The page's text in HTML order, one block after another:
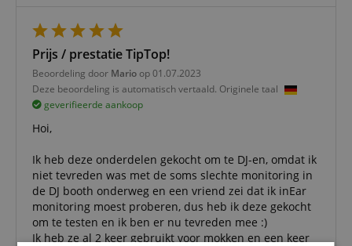
Prijs / prestatie TipTop!
Beoordeling door Mario op 01.07.2023
Deze beoordeling is automatisch vertaald. Originele taal
geverifieerde aankoop
Hoi,
Ik heb deze onderdelen gekocht om te DJ-en, omdat ik
niet tevreden was met de soms slechte monitoring in
de DJ booth onderweg en een vriend zei dat ik inEar
monitoring moest proberen, dus heb ik deze gekocht
om te testen en ik ben er nu tevreden mee :)
Ik heb ze al 2 keer gebruikt voor mokken en een keer